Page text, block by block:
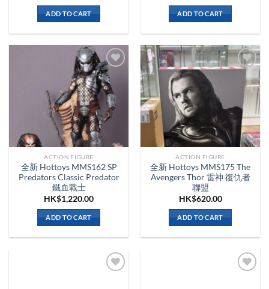
ADD TO CART ADD TO CART
ACTION FIGURE
全新 Hottoys MMS162 SP
Predators Classic Predator
鐵血戰士
HK$1,220.00
ADD TO CART
ACTION FIGURE
全新 Hottoys MMS175 The
Avengers Thor 雷神 復仇者
聯盟
HK$620.00
ADD TO CART